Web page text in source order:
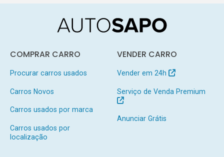
COMPRAR CARRO
Procurar carros usados
Carros Novos
Carros usados por marca
Carros usados por
localização
VENDER CARRO
Vender em 24h
Serviço de Venda Premium
Anunciar Grátis